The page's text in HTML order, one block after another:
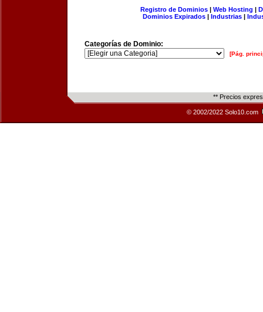
Registro de Dominios| Web Hosting |
Dominios Expirados | Industrias |
Categorías de Dominio:
[Pág.
** Precios
© 2002/2022 Solo10.com